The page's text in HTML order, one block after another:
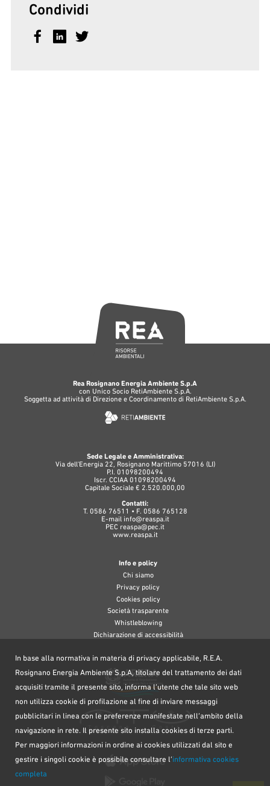
Condividi
Rea Rosignano Energia Ambiente S.p.A
con Unico Socio RetiAmbiente S.p.A.
Soggetta ad attività di Direzione e Coordinamento di RetiAmbiente S.p.A.
Sede Legale e Amministrativa:
Via dell'Energia 22, Rosignano Marittimo 57016 (LI)
P.I. 01098200494
Iscr. CCIAA 01098200494
Capitale Sociale € 2.520.000,00
Contatti:
T. 0586 76511 • F. 0586 765128
E-mail info@reaspa.it
PEC reaspa@pec.it
www.reaspa.it
Info e policy
Chi siamo
Privacy policy
Cookies policy
Società trasparente
Whistleblowing
Dichiarazione di accessibilità
In base alla normativa in materia di privacy applicabile, R.E.A.
Rosignano Energia Ambiente S.p.A, titolare del trattamento dei dati
acquisiti tramite il presente sito, informa l’utente che tale sito web
non utilizza cookie di profilazione al fine di inviare messaggi
pubblicitari in linea con le preferenze manifestate nell’ambito della
navigazione in rete. Il presente sito installa cookies di terze parti.
Per maggiori informazioni in ordine ai cookies utilizzati dal sito e
gestire i singoli cookie è possibile consultare l’informativa cookies
completa